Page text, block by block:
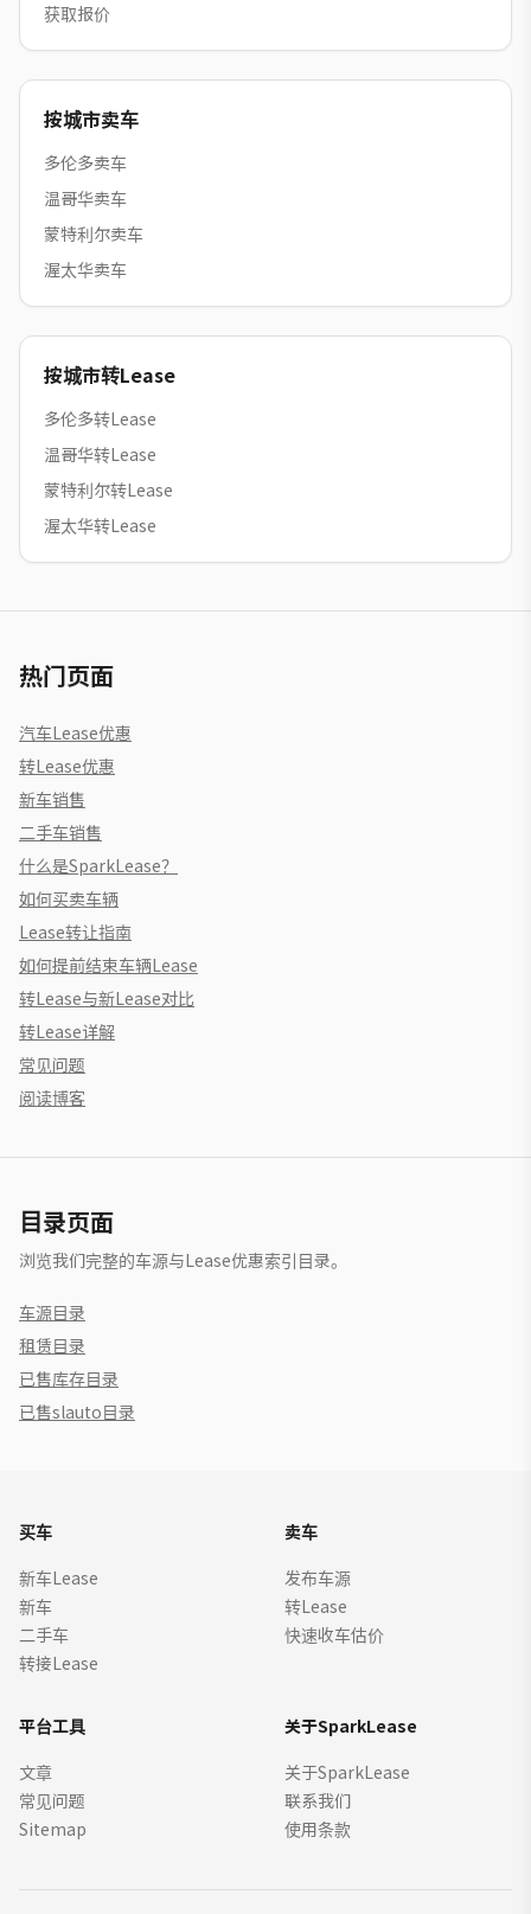
获取报价
按城市卖车
多伦多卖车
温哥华卖车
蒙特利尔卖车
渥太华卖车
按城市转Lease
多伦多转Lease
温哥华转Lease
蒙特利尔转Lease
渥太华转Lease
热门页面
汽车Lease优惠
转Lease优惠
新车销售
二手车销售
什么是SparkLease？
如何买卖车辆
Lease转让指南
如何提前结束车辆Lease
转Lease与新Lease对比
转Lease详解
常见问题
阅读博客
目录页面
浏览我们完整的车源与Lease优惠索引目录。
车源目录
租赁目录
已售库存目录
已售slauto目录
买车
新车Lease
新车
二手车
转接Lease
卖车
发布车源
转Lease
快速收车估价
平台工具
文章
常见问题
Sitemap
关于SparkLease
关于SparkLease
联系我们
使用条款